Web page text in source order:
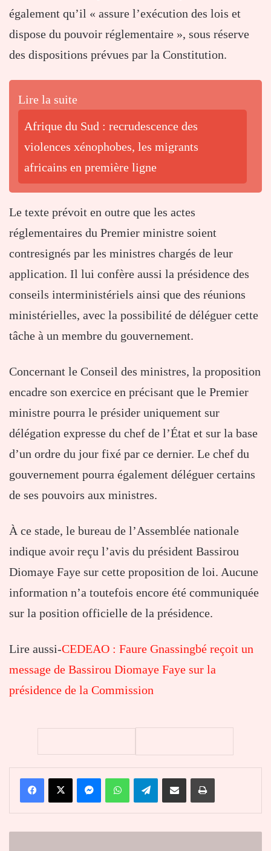
également qu’il « assure l’exécution des lois et
dispose du pouvoir réglementaire », sous réserve
des dispositions prévues par la Constitution.
Lire la suite
Afrique du Sud : recrudescence des
violences xénophobes, les migrants
africains en première ligne
Le texte prévoit en outre que les actes
réglementaires du Premier ministre soient
contresignés par les ministres chargés de leur
application. Il lui confère aussi la présidence des
conseils interministériels ainsi que des réunions
ministérielles, avec la possibilité de déléguer cette
tâche à un membre du gouvernement.
Concernant le Conseil des ministres, la proposition
encadre son exercice en précisant que le Premier
ministre pourra le présider uniquement sur
délégation expresse du chef de l’État et sur la base
d’un ordre du jour fixé par ce dernier. Le chef du
gouvernement pourra également déléguer certains
de ses pouvoirs aux ministres.
À ce stade, le bureau de l’Assemblée nationale
indique avoir reçu l’avis du président Bassirou
Diomaye Faye sur cette proposition de loi. Aucune
information n’a toutefois encore été communiquée
sur la position officielle de la présidence.
Lire aussi-CEDEAO : Faure Gnassingbé reçoit un
message de Bassirou Diomaye Faye sur la
présidence de la Commission
FacebookX MessengerWhatsAppTelegramPartager par email Imprimer